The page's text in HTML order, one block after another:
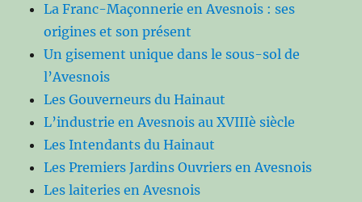
La Franc-Maçonnerie en Avesnois : ses
origines et son présent
Un gisement unique dans le sous-sol de
l’Avesnois
Les Gouverneurs du Hainaut
L’industrie en Avesnois au XVIIIè siècle
Les Intendants du Hainaut
Les Premiers Jardins Ouvriers en Avesnois
Les laiteries en Avesnois